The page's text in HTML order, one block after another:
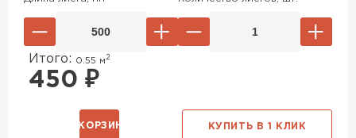
Итого: 0.55 м 2
450 ₽
В КОРЗИНУ КУПИТЬ В 1 КЛИК